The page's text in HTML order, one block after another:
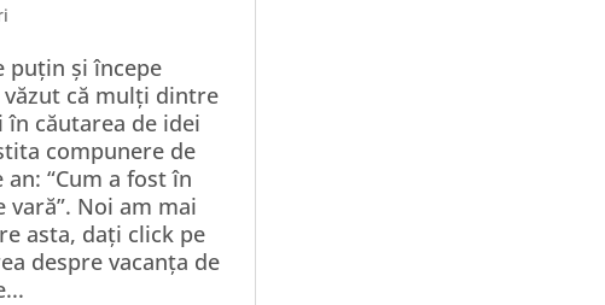
puțin și începe
văzut că mulți dintre
în căutarea de idei
compunere de
“Cum a fost în
vară”. Noi am mai
asta, dați click pe
despre vacanța de